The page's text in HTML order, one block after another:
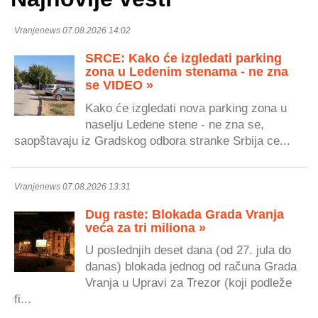
Vranjenews 07.08.2026 14:02
SRCE: Kako će izgledati parking
zona u Ledenim stenama - ne zna
se VIDEO »
Kako će izgledati nova parking zona u
naselju Ledene stene - ne zna se,
saopštavaju iz Gradskog odbora stranke Srbija ce...
Vranjenews 07.08.2026 13:31
Dug raste: Blokada Grada Vranja
veća za tri miliona »
U poslednjih deset dana (od 27. jula do
danas) blokada jednog od računa Grada
Vranja u Upravi za Trezor (koji podleže
fi...